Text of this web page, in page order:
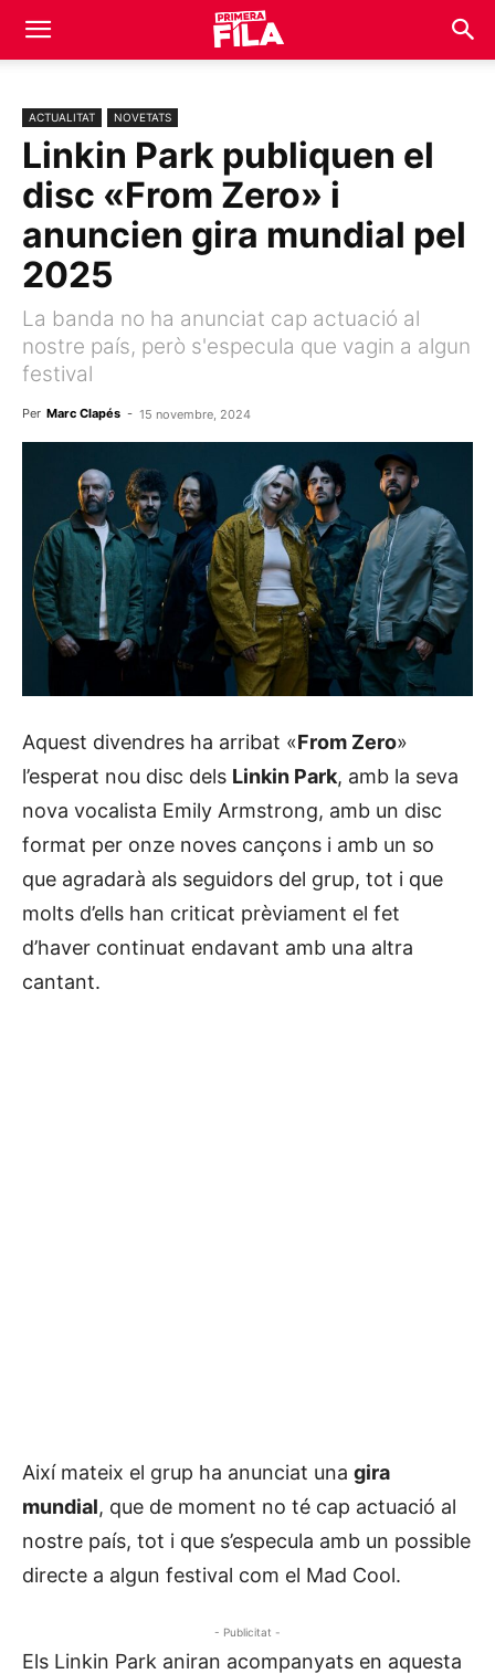
ACTUALITAT NOVETATS
Linkin Park publiquen el
disc «From Zero» i
anuncien gira mundial pel
2025
La banda no ha anunciat cap actuació al
nostre país, però s'especula que vagin a algun
festival
Per Marc Clapés - 15 novembre, 2024
Aquest divendres ha arribat «From Zero»
l’esperat nou disc dels Linkin Park, amb la seva
nova vocalista Emily Armstrong, amb un disc
format per onze noves cançons i amb un so
que agradarà als seguidors del grup, tot i que
molts d’ells han criticat prèviament el fet
d’haver continuat endavant amb una altra
cantant.
Així mateix el grup ha anunciat una gira
mundial, que de moment no té cap actuació al
nostre país, tot i que s’especula amb un possible
directe a algun festival com el Mad Cool.
- Publicitat -
Els Linkin Park aniran acompanyats en aquesta